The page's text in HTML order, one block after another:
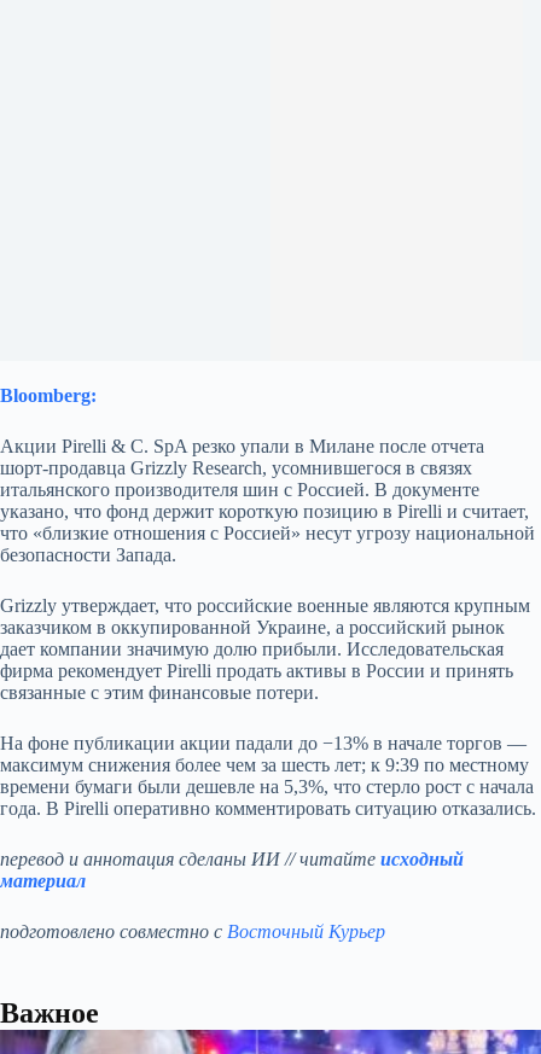
Bloomberg:
Акции Pirelli & C. SpA резко упали в Милане после отчета
шорт‑продавца Grizzly Research, усомнившегося в связях
итальянского производителя шин с Россией. В документе
указано, что фонд держит короткую позицию в Pirelli и считает,
что «близкие отношения с Россией» несут угрозу национальной
безопасности Запада.
Grizzly утверждает, что российские военные являются крупным
заказчиком в оккупированной Украине, а российский рынок
дает компании значимую долю прибыли. Исследовательская
фирма рекомендует Pirelli продать активы в России и принять
связанные с этим финансовые потери.
На фоне публикации акции падали до −13% в начале торгов —
максимум снижения более чем за шесть лет; к 9:39 по местному
времени бумаги были дешевле на 5,3%, что стерло рост с начала
года. В Pirelli оперативно комментировать ситуацию отказались.
перевод и аннотация сделаны ИИ // читайте исходный
материал
подготовлено совместно с Восточный Курьер
Важное